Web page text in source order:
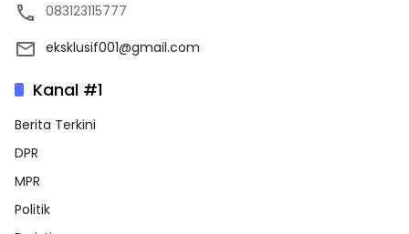
083123115777
eksklusif001@gmail.com
Kanal #1
Berita Terkini
DPR
MPR
Politik